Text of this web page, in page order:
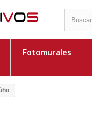
Fotomurales